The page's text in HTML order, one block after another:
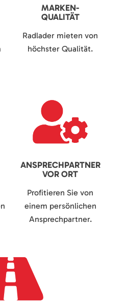
MARKEN-
QUALITÄT
Radlader mieten von
höchster Qualität.
ANSPRECHPARTNER
VOR ORT
Profitieren Sie von
einem persönlichen
Ansprechpartner.